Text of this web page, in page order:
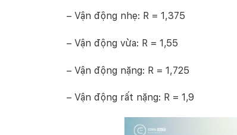
– Vận động nhẹ: R = 1,375
– Vận động vừa: R = 1,55
– Vận động nặng: R = 1,725
– Vận động rất nặng: R = 1,9